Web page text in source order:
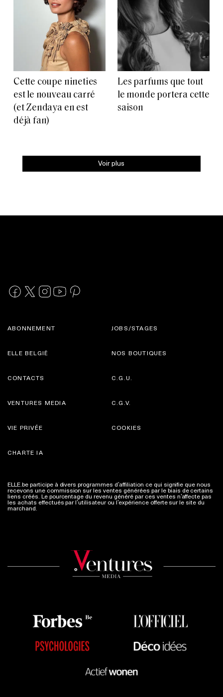
Cette coupe nineties
est le nouveau carré
(et Zendaya en est
déjà fan)
Les parfums que tout
le monde portera cette
saison
Voir plus
ABONNEMENT
ELLE BELGIË
JOBS/STAGES
NOS BOUTIQUES
CONTACTS
VENTURES MEDIA
C.G.U.
C.G.V.
VIE PRIVÉE
CHARTE IA
COOKIES
ELLE.be participe à divers programmes d’affiliation ce qui signifie que nous
recevons une commission sur les ventes générées par le biais de certains
liens créés. Le pourcentage du revenu généré par ces ventes n’affecte pas
les achats effectués par l’utilisateur ou l’expérience offerte sur le site du
marchand. Plus d'infos